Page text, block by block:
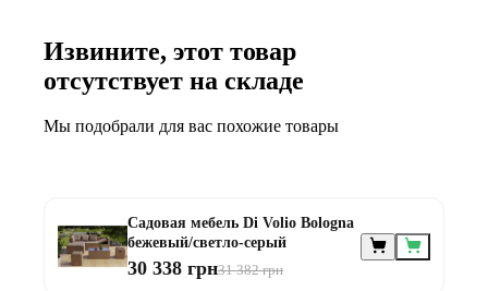
Извините, этот товар
отсутствует на складе
Мы подобрали для вас похожие товары
Садовая мебель Di Volio Bologna
бежевый/светло-серый
30 338 грн31 382 грн